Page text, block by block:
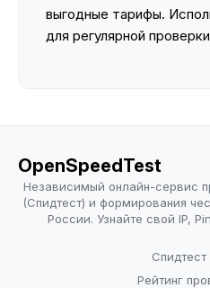
выгодные тарифы.
для регулярной
OpenSpeedTest
Независимый онлайн-сервис
(Спидтест) и формирования
России. Узнайте свой IP,
Спидтест
Рейтинг